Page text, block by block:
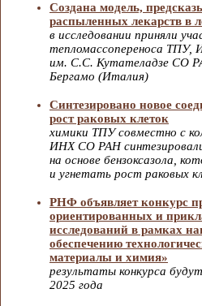
Создана модель,
распыленных лекарств в
в исследовании приняли
тепломассопереноса ТПУ,
им. С.С. Кутателадзе СО
Бергамо (Италия)
Синтезировано новое
рост раковых клеток
химики ТПУ совместно с
ИНХ СО РАН синтезировали
на основе бензоксазола,
и угнетать рост раковых
РНФ объявляет конкурс
ориентированных и
исследований в рамках
обеспечению
материалы и химия»
результаты конкурса
2025 года